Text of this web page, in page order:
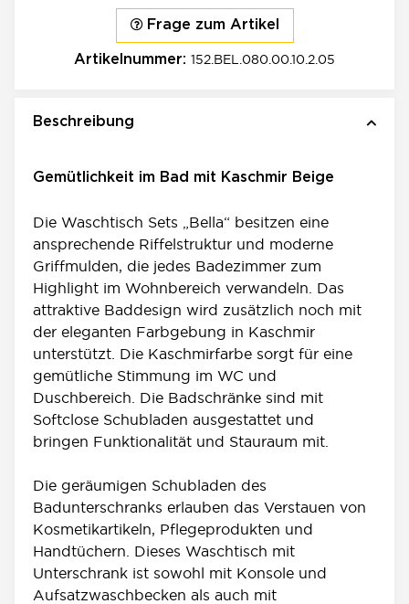
Frage zum Artikel
Artikelnummer: 152.BEL.080.00.10.2.05
Beschreibung
Gemütlichkeit im Bad mit Kaschmir Beige
Die Waschtisch Sets „Bella“ besitzen eine
ansprechende Riffelstruktur und moderne
Griffmulden, die jedes Badezimmer zum
Highlight im Wohnbereich verwandeln. Das
attraktive Baddesign wird zusätzlich noch mit
der eleganten Farbgebung in Kaschmir
unterstützt. Die Kaschmirfarbe sorgt für eine
gemütliche Stimmung im WC und
Duschbereich. Die Badschränke sind mit
Softclose Schubladen ausgestattet und
bringen Funktionalität und Stauraum mit.
Die geräumigen Schubladen des
Badunterschranks erlauben das Verstauen von
Kosmetikartikeln, Pflegeprodukten und
Handtüchern. Dieses Waschtisch mit
Unterschrank ist sowohl mit Konsole und
Aufsatzwaschbecken als auch mit